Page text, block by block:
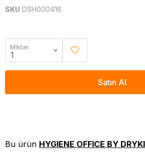
SKU DSH000416
Miktar
Satın Al
Bu ürün HYGIENE OFFICE BY